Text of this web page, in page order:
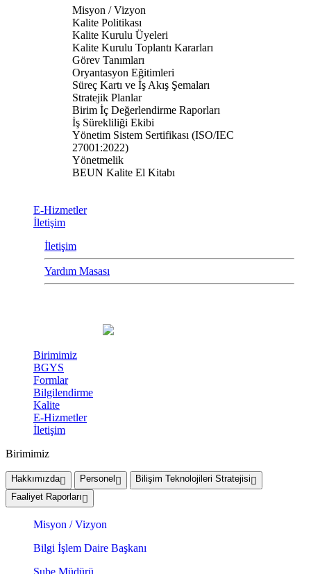
Misyon / Vizyon
Kalite Politikası
Kalite Kurulu Üyeleri
Kalite Kurulu Toplantı Kararları
Görev Tanımları
Oryantasyon Eğitimleri
Süreç Kartı ve İş Akış Şemaları
Stratejik Planlar
Birim İç Değerlendirme Raporları
İş Sürekliliği Ekibi
Yönetim Sistem Sertifikası (ISO/IEC
27001:2022)
Yönetmelik
BEUN Kalite El Kitabı
E-Hizmetler
İletişim
İletişim
Yardım Masası
Birimimiz
BGYS
Formlar
Bilgilendirme
Kalite
E-Hizmetler
İletişim
Birimimiz
Hakkımızda Personel
Bilişim Teknolojileri Stratejisi
Faaliyet Raporları
Misyon / Vizyon
Bilgi İşlem Daire Başkanı